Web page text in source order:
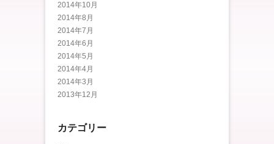
2014年10月
2014年8月
2014年7月
2014年6月
2014年5月
2014年4月
2014年3月
2013年12月
カテゴリー